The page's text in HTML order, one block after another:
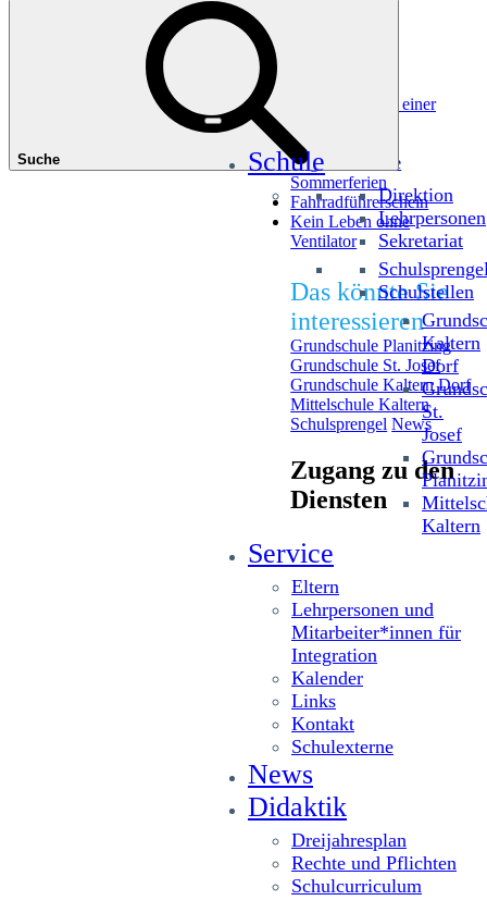
Suche Schule
Direktion
Lehrpersonen
Sekretariat
Schulstellen
Kaltern
Dorf
St.
Josef
Kaltern
Service
Eltern
Lehrpersonen und
Mitarbeiter*innen für
Integration
Kalender
Links
Kontakt
Schulexterne
News
Didaktik
Dreijahresplan
Rechte und Pflichten
Schulcurriculum
Häufige Suchanfragen
Würfel dir einen Picasso
Millionenshow im Andreas-Hofer-Museum
Deine Welt ist meine Welt – Erfahrungsbericht aus einer
Begeistert in die
Sommerferien
Fahrradführerschein
Kein Leben ohne
Ventilator
Das könnte Sie
interessieren
Grundschule Planitzing
Grundschule St. Josef
Grundschule Kaltern Dorf
Mittelschule Kaltern
Schulsprengel News
Zugang zu den
Diensten